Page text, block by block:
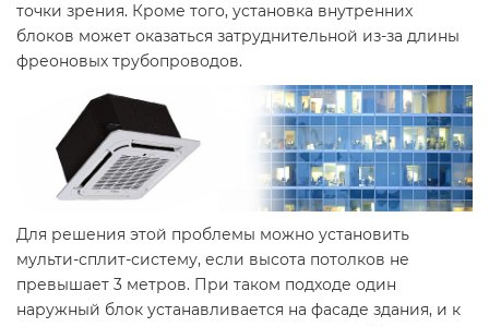
точки зрения. Кроме того, установка внутренних
блоков может оказаться затруднительной из-за длины
фреоновых трубопроводов.
Для решения этой проблемы можно установить
мульти-сплит-систему, если высота потолков не
превышает 3 метров. При таком подходе один
наружный блок устанавливается на фасаде здания, и к